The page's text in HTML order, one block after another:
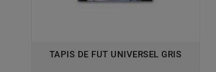
TAPIS DE FUT UNIVERSEL GRIS